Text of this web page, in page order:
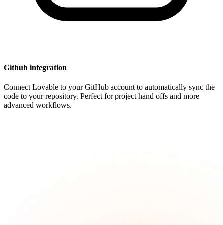
Github integration
Connect Lovable to your GitHub account to automatically sync the
code to your repository. Perfect for project hand offs and more
advanced workflows.